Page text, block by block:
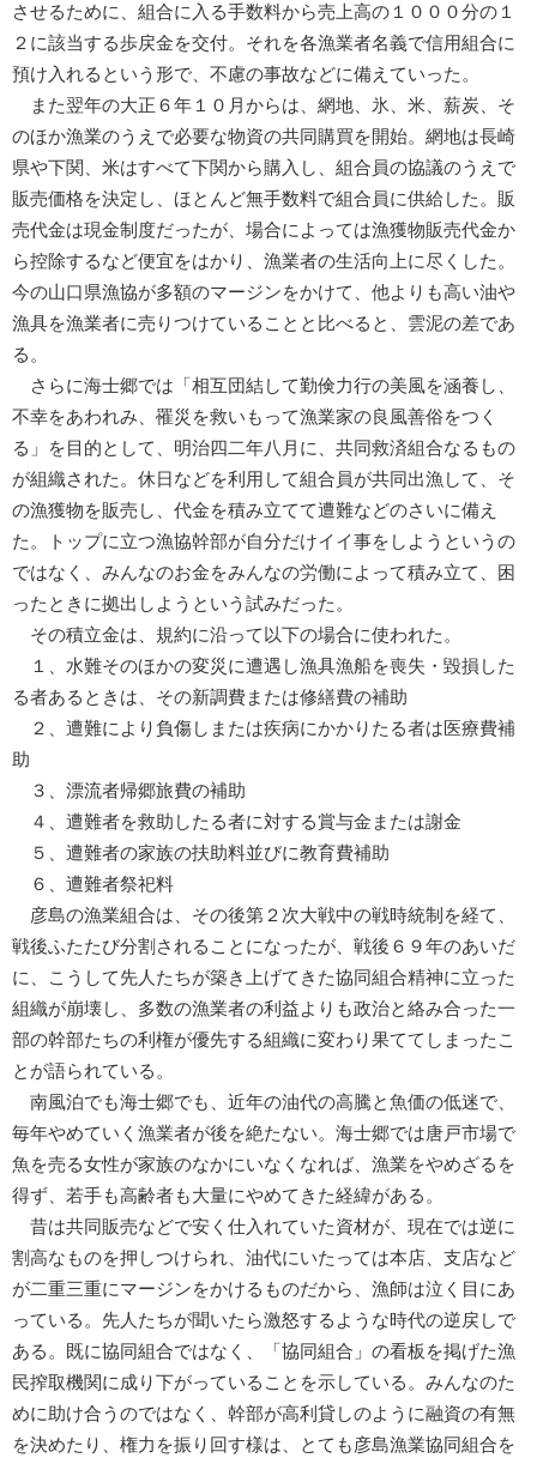
させるために、組合に入る手数料から売上高の１０００分の１
２に該当する歩戻金を交付。それを各漁業者名義で信用組合に
預け入れるという形で、不慮の事故などに備えていった。
また翌年の大正６年１０月からは、網地、氷、米、薪炭、そ
のほか漁業のうえで必要な物資の共同購買を開始。網地は長崎
県や下関、米はすべて下関から購入し、組合員の協議のうえで
販売価格を決定し、ほとんど無手数料で組合員に供給した。販
売代金は現金制度だったが、場合によっては漁獲物販売代金か
ら控除するなど便宜をはかり、漁業者の生活向上に尽くした。
今の山口県漁協が多額のマージンをかけて、他よりも高い油や
漁具を漁業者に売りつけていることと比べると、雲泥の差であ
る。
さらに海士郷では「相互団結して勤倹力行の美風を涵養し、
不幸をあわれみ、罹災を救いもって漁業家の良風善俗をつく
る」を目的として、明治四二年八月に、共同救済組合なるもの
が組織された。休日などを利用して組合員が共同出漁して、そ
の漁獲物を販売し、代金を積み立てて遭難などのさいに備え
た。トップに立つ漁協幹部が自分だけイイ事をしようというの
ではなく、みんなのお金をみんなの労働によって積み立て、困
ったときに拠出しようという試みだった。
その積立金は、規約に沿って以下の場合に使われた。
１、水難そのほかの変災に遭遇し漁具漁船を喪失・毀損した
る者あるときは、その新調費または修繕費の補助
２、遭難により負傷しまたは疾病にかかりたる者は医療費補
助
３、漂流者帰郷旅費の補助
４、遭難者を救助したる者に対する賞与金または謝金
５、遭難者の家族の扶助料並びに教育費補助
６、遭難者祭祀料
彦島の漁業組合は、その後第２次大戦中の戦時統制を経て、
戦後ふたたび分割されることになったが、戦後６９年のあいだ
に、こうして先人たちが築き上げてきた協同組合精神に立った
組織が崩壊し、多数の漁業者の利益よりも政治と絡み合った一
部の幹部たちの利権が優先する組織に変わり果ててしまったこ
とが語られている。
南風泊でも海士郷でも、近年の油代の高騰と魚価の低迷で、
毎年やめていく漁業者が後を絶たない。海士郷では唐戸市場で
魚を売る女性が家族のなかにいなくなれば、漁業をやめざるを
得ず、若手も高齢者も大量にやめてきた経緯がある。
昔は共同販売などで安く仕入れていた資材が、現在では逆に
割高なものを押しつけられ、油代にいたっては本店、支店など
が二重三重にマージンをかけるものだから、漁師は泣く目にあ
っている。先人たちが聞いたら激怒するような時代の逆戻しで
ある。既に協同組合ではなく、「協同組合」の看板を掲げた漁
民搾取機関に成り下がっていることを示している。みんなのた
めに助け合うのではなく、幹部が高利貸しのように融資の有無
を決めたり、権力を振り回す様は、とても彦島漁業協同組合を